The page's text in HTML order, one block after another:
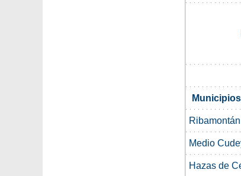
Medio
Hazas de